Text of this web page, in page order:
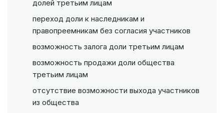
долей третьим лицам
переход доли к наследникам и
правопреемникам без согласия участников
возможность залога доли третьим лицам
возможность продажи доли общества
третьим лицам
отсутствие возможности выхода участников
из общества